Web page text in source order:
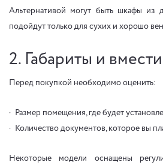
Альтернативой могут быть шкафы
подойдут только для сухих и хорошо
2. Габариты и
Перед покупкой необходимо оценить:
Размер помещения, где будет
Количество документов, которое вы
Некоторые модели оснащены